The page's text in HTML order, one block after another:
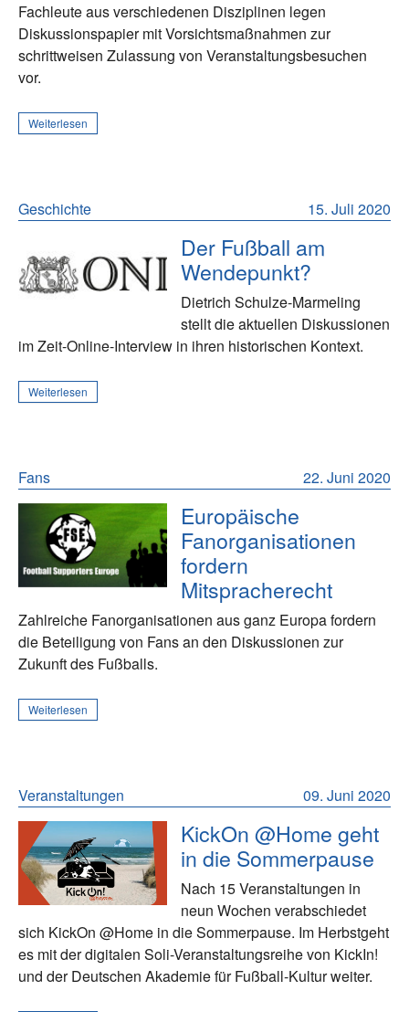
Fachleute aus verschiedenen Disziplinen legen
Diskussionspapier mit Vorsichtsmaßnahmen zur
schrittweisen Zulassung von Veranstaltungsbesuchen
vor.
Weiterlesen
15. Juli 2020
Geschichte
Der Fußball am
Wendepunkt?
Dietrich Schulze-Marmeling
stellt die aktuellen Diskussionen
im Zeit-Online-Interview in ihren historischen Kontext.
Weiterlesen
22. Juni 2020
Fans
Europäische
Fanorganisationen
fordern
Mitspracherecht
Zahlreiche Fanorganisationen aus ganz Europa fordern
die Beteiligung von Fans an den Diskussionen zur
Zukunft des Fußballs.
Weiterlesen
09. Juni 2020
Veranstaltungen
KickOn @Home geht
in die Sommerpause
Nach 15 Veranstaltungen in
neun Wochen verabschiedet
sich KickOn @Home in die Sommerpause. Im Herbstgeht
es mit der digitalen Soli-Veranstaltungsreihe von KickIn!
und der Deutschen Akademie für Fußball-Kultur weiter.